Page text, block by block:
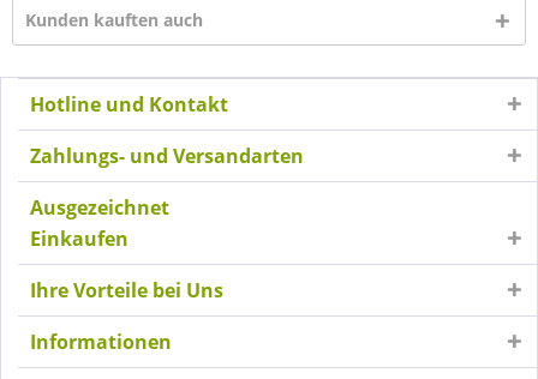
Kunden kauften auch
Hotline und Kontakt
Zahlungs- und Versandarten
Ausgezeichnet
Einkaufen
Ihre Vorteile bei Uns
Informationen